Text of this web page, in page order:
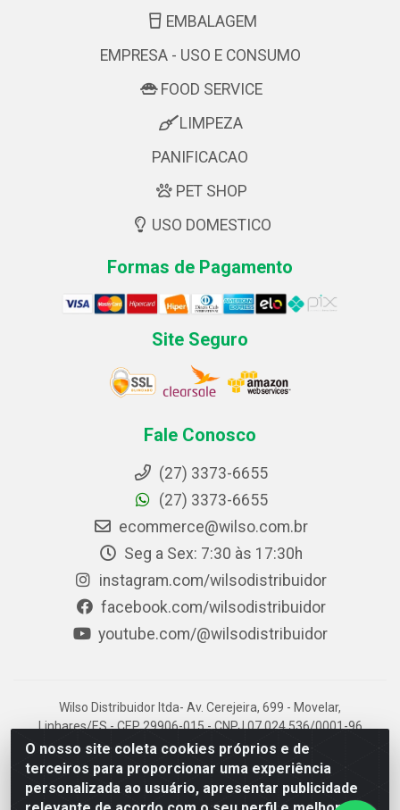
O nosso site coleta cookies próprios e de
terceiros para proporcionar uma experiência
personalizada ao usuário, apresentar publicidade
EMBALAGEM
EMPRESA - USO E CONSUMO
FOOD SERVICE
LIMPEZA
PANIFICACAO
PET SHOP
USO DOMESTICO
Formas de Pagamento
Site Seguro
Fale Conosco
(27) 3373-6655
(27) 3373-6655
ecommerce@wilso.com.br
Seg a Sex: 7:30 às 17:30h
instagram.com/wilsodistribuidor
facebook.com/wilsodistribuidor
youtube.com/@wilsodistribuidor
Wilso Distribuidor ltda- Av. Cerejeira, 699 - Movelar,
Linhares/ES - CEP 29906-015 - CNPJ 07.024.536/0001-96